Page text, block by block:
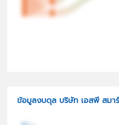
ข้อมูลงบดุล บริษัท เอสพี สมา